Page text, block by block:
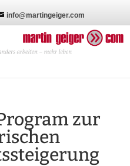
info@martingeiger.com
zur